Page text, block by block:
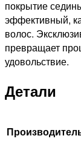
покрытие
эффективный,
волос.
превращает
удовольствие.
Детали